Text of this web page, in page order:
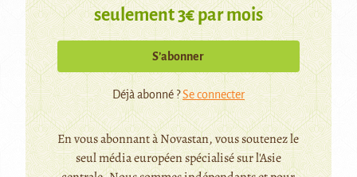
seulement 3€ par mois
S’abonner
Déjà abonné ?Se connecter
En vous abonnant à Novastan, vous soutenez le
seul média européen spécialisé sur l'Asie